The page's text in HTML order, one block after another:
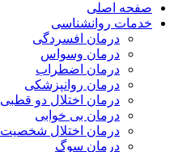
صفحه اصلی
خدمات روانشناسی
درمان افسردگی
درمان وسواس
درمان اضطراب
درمان روانپزشکی
درمان اختلال دو قطبی
درمان بی خوابی
درمان اختلال شخصیت
درمان سوگ